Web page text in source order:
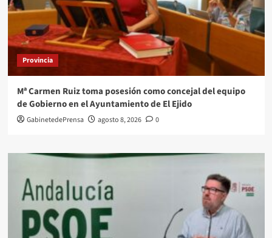
Provincia
Mª Carmen Ruiz toma posesión como concejal del equipo
de Gobierno en el Ayuntamiento de El Ejido
GabinetedePrensa agosto 8, 2026 0